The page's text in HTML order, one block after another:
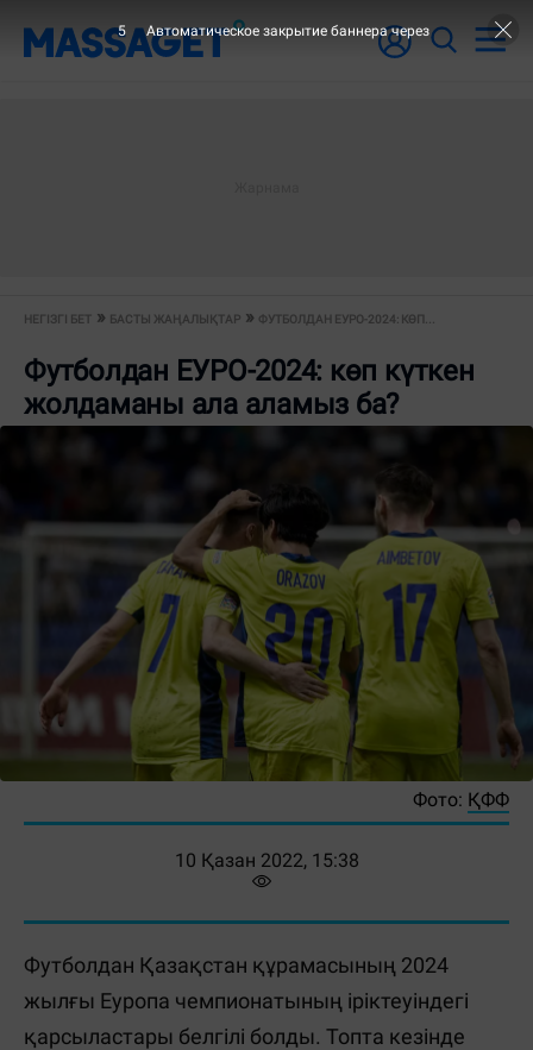
НЕГІЗГІ БЕТ БАСТЫ ЖАҢАЛЫҚТАР ФУТБОЛДАН ЕУРО-2024: КӨП...
Футболдан ЕУРО-2024: көп күткен
жолдаманы ала аламыз ба?
Фото: ҚФФ
10 Қазан 2022, 15:38
Футболдан Қазақстан құрамасының 2024
жылғы Еуропа чемпионатының іріктеуіндегі
қарсыластары белгілі болды. Топта кезінде
3 Автоматическое закрытие баннера через